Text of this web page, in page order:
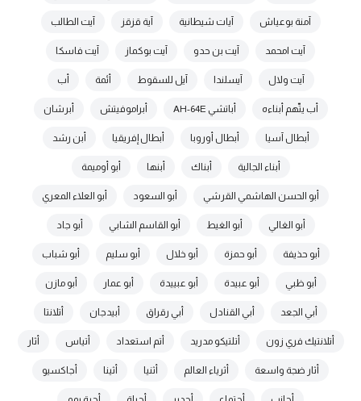
آمنة بوعياش آيات شيطانية آية قزقز آيت الطالب
آيت امحمد آيت بن حدو آيت بوكماز آيت فاسكا
آيت ولال آيسلندا آيل للسقوط أئمة أب
أب يتّهم أبناءه أباتشي AH-64E أبراموفيتش أبرشان
أبطال آسيا أبطال أوروبا أبطال إفريقيا أبن رشد
أبناء الجالية أبناك أبنها أبو أوميمة
أبو الحسن الهاشمي القرشي أبو السعود أبو العلاء المعري
أبو الغالي أبو الغيط أبو القاسم الشابي أبو جاد
أبو حذيفة أبو حمزة أبو خلال أبو سليم أبو شباب
أبو ظبي أبو عبيدة أبو عبييدة أبو عمار أبو مازن
أبي الجعد أبي القنادل أبي رقراق أبيدجان أتلانتا
أتلانتيك فري زون أتلتيكو مدريد أتم استعداد أتياس أثار
أثار ضجة واسعة أثرياء العالم أثنيا أثينا أجاكسيو